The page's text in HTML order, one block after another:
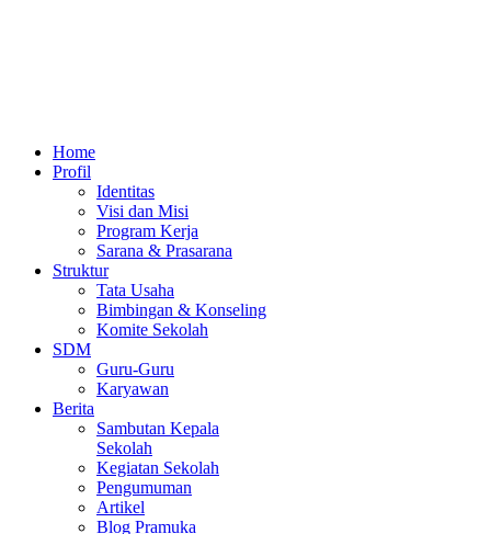
Home
Profil
Identitas
Visi dan Misi
Program Kerja
Sarana & Prasarana
Struktur
Tata Usaha
Bimbingan & Konseling
Komite Sekolah
SDM
Guru-Guru
Karyawan
Berita
Sambutan Kepala
Sekolah
Kegiatan Sekolah
Pengumuman
Artikel
Blog Pramuka